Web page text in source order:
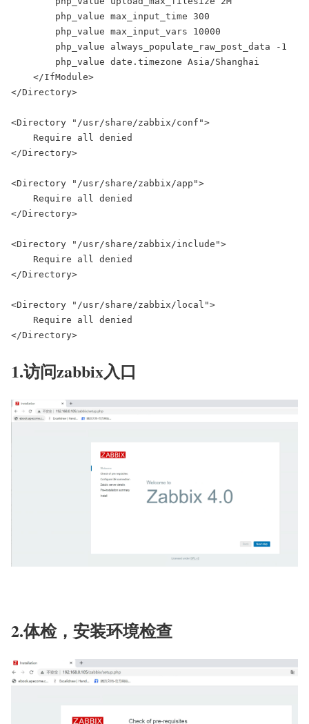
        php_value max_input_time 300
        php_value max_input_vars 10000
        php_value always_populate_raw_post_data -1
        php_value date.timezone Asia/Shanghai
    </IfModule>
</Directory>
<Directory "/usr/share/zabbix/conf">
    Require all denied
</Directory>
<Directory "/usr/share/zabbix/app">
    Require all denied
</Directory>
<Directory "/usr/share/zabbix/include">
    Require all denied
</Directory>
<Directory "/usr/share/zabbix/local">
    Require all denied
</Directory>
1.访问zabbix入口
2.体检，安装环境检查